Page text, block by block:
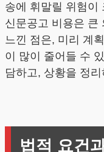
송에 휘말릴 위험이
신문공고 비용은 큰
느낀 점은, 미리 계
이 많이 줄어들 수
담하고, 상황을 정
법적 요건